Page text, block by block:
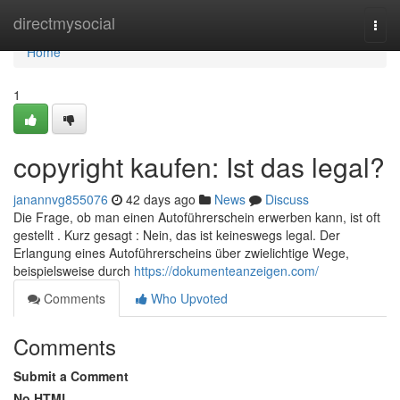
directmysocial
Home
Home
1
copyright kaufen: Ist das legal?
janannvg855076 42 days ago News
Discuss
Die Frage, ob man einen Autoführerschein erwerben kann, ist oft
gestellt . Kurz gesagt : Nein, das ist keineswegs legal. Der
Erlangung eines Autoführerscheins über zwielichtige Wege,
beispielsweise durch https://dokumenteanzeigen.com/
Comments
Who Upvoted
Comments
Submit a Comment